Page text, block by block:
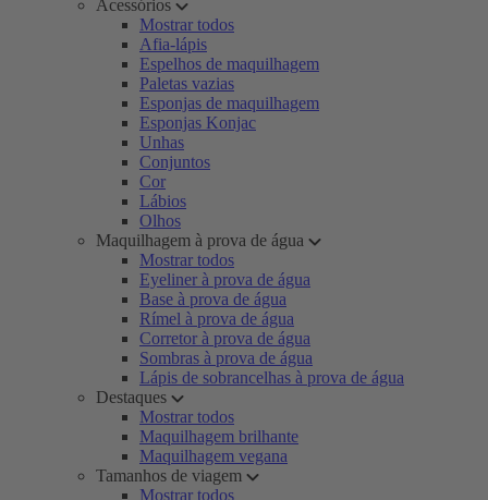
Acessórios
Mostrar todos
Afia-lápis
Espelhos de maquilhagem
Paletas vazias
Esponjas de maquilhagem
Esponjas Konjac
Unhas
Conjuntos
Cor
Lábios
Olhos
Maquilhagem à prova de água
Mostrar todos
Eyeliner à prova de água
Base à prova de água
Rímel à prova de água
Corretor à prova de água
Sombras à prova de água
Lápis de sobrancelhas à prova de água
Destaques
Mostrar todos
Maquilhagem brilhante
Maquilhagem vegana
Tamanhos de viagem
Mostrar todos